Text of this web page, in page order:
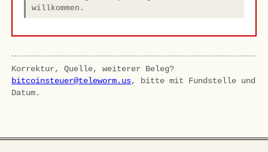
willkommen.
Korrektur, Quelle, weiterer Beleg?
bitcoinsteuer@teleworm.us, bitte mit Fundstelle und
Datum.